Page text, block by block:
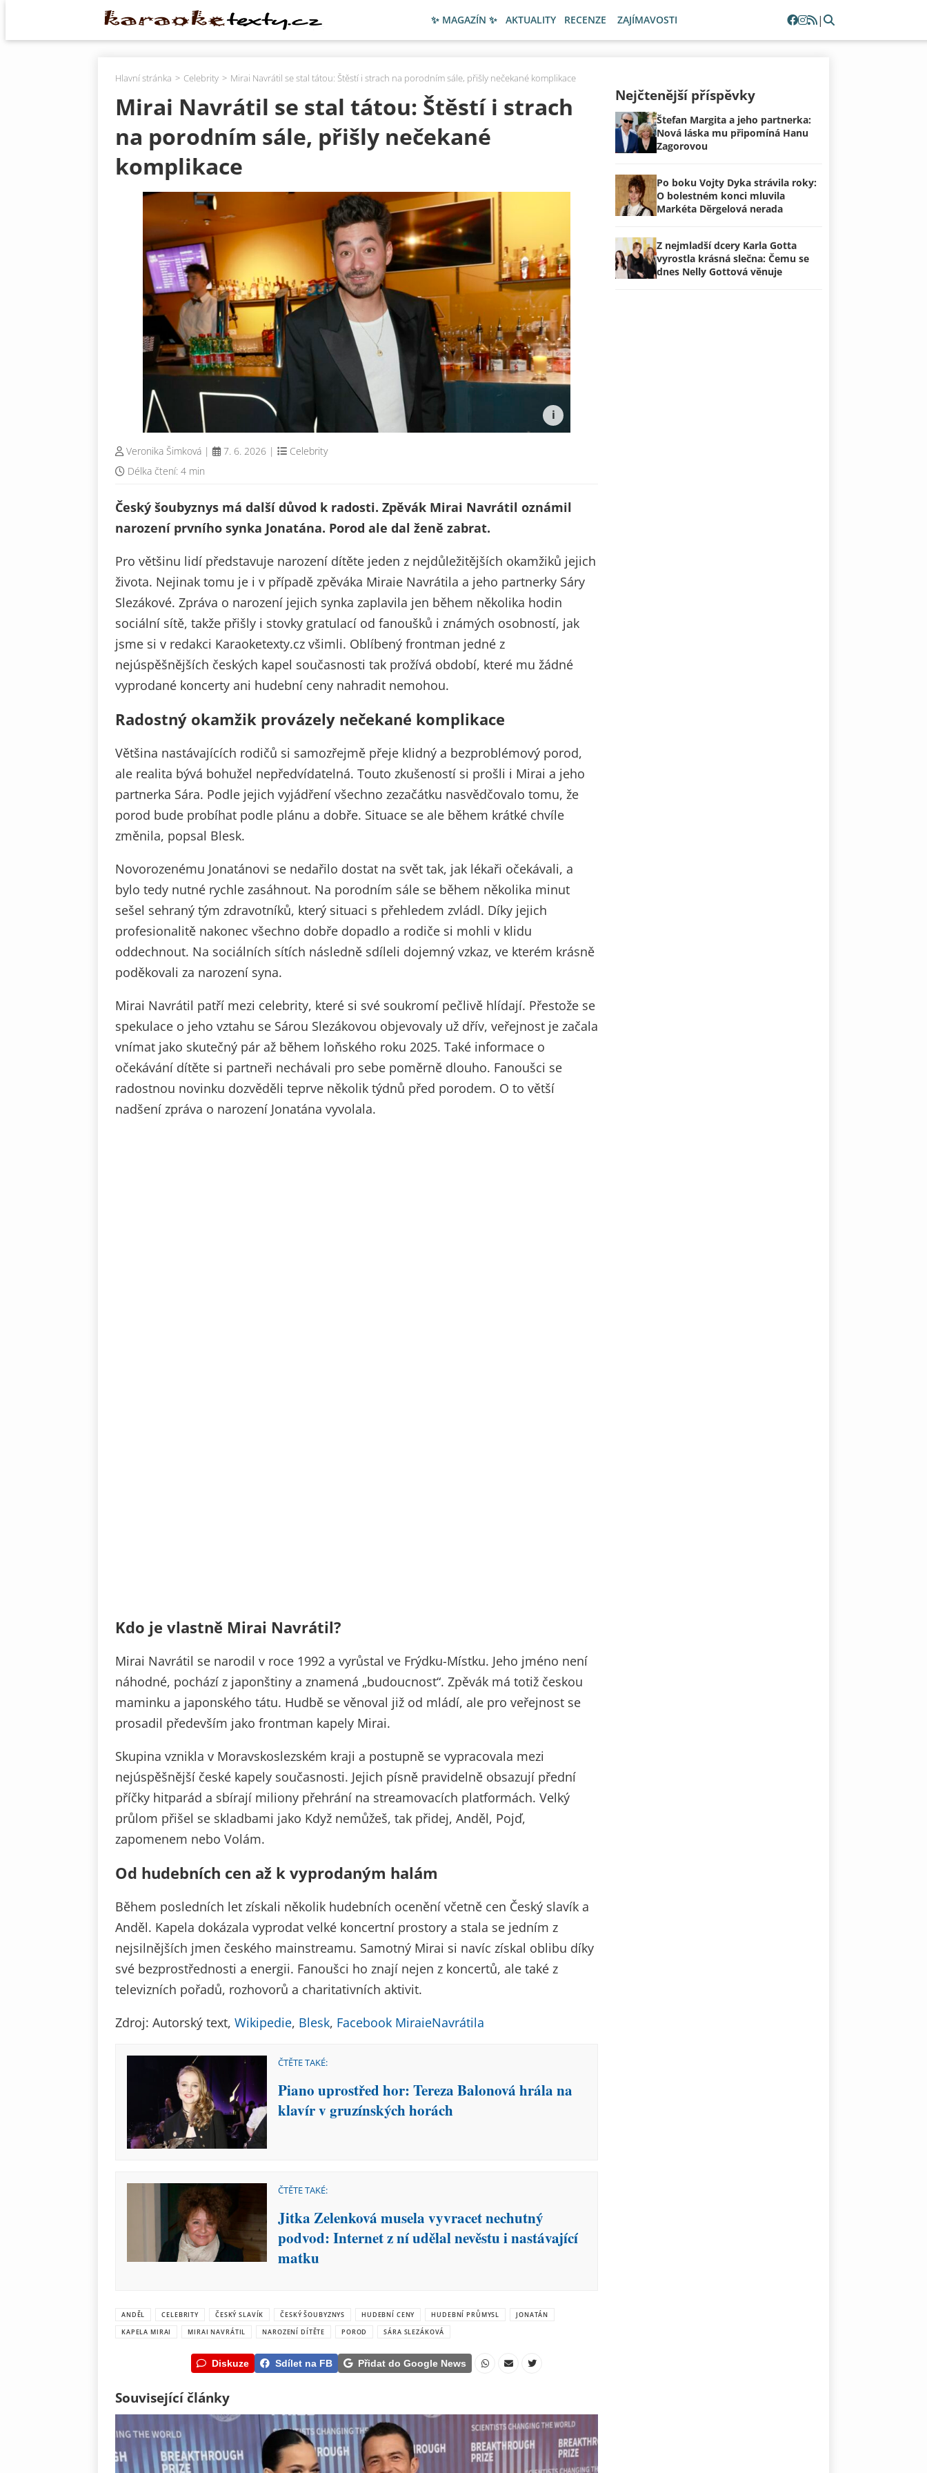
✨ MAGAZÍN ✨ AKTUALITY RECENZE ZAJÍMAVOSTI |
Hlavní stránka Celebrity Mirai Navrátil se stal tátou: Štěstí i strach na porodním sále, přišly nečekané komplikace
Mirai Navrátil se stal tátou: Štěstí i strach
na porodním sále, přišly nečekané
komplikace
Veronika Šimková | 7. 6. 2026 |
Celebrity
Délka čtení: 4 min
Český šoubyznys má další důvod k radosti. Zpěvák Mirai Navrátil oznámil
narození prvního synka Jonatána. Porod ale dal ženě zabrat.
Pro většinu lidí představuje narození dítěte jeden z nejdůležitějších okamžiků jejich
života. Nejinak tomu je i v případě zpěváka Miraie Navrátila a jeho partnerky Sáry
Slezákové. Zpráva o narození jejich synka zaplavila jen během několika hodin
sociální sítě, takže přišly i stovky gratulací od fanoušků i známých osobností, jak
jsme si v redakci Karaoketexty.cz všimli. Oblíbený frontman jedné z
nejúspěšnějších českých kapel současnosti tak prožívá období, které mu žádné
vyprodané koncerty ani hudební ceny nahradit nemohou.
Radostný okamžik provázely nečekané komplikace
Většina nastávajících rodičů si samozřejmě přeje klidný a bezproblémový porod,
ale realita bývá bohužel nepředvídatelná. Touto zkušeností si prošli i Mirai a jeho
partnerka Sára. Podle jejich vyjádření všechno zezačátku nasvědčovalo tomu, že
porod bude probíhat podle plánu a dobře. Situace se ale během krátké chvíle
změnila, popsal Blesk.
Novorozenému Jonatánovi se nedařilo dostat na svět tak, jak lékaři očekávali, a
bylo tedy nutné rychle zasáhnout. Na porodním sále se během několika minut
sešel sehraný tým zdravotníků, který situaci s přehledem zvládl. Díky jejich
profesionalitě nakonec všechno dobře dopadlo a rodiče si mohli v klidu
oddechnout. Na sociálních sítích následně sdíleli dojemný vzkaz, ve kterém krásně
poděkovali za narození syna.
Mirai Navrátil patří mezi celebrity, které si své soukromí pečlivě hlídají. Přestože se
spekulace o jeho vztahu se Sárou Slezákovou objevovaly už dřív, veřejnost je začala
vnímat jako skutečný pár až během loňského roku 2025. Také informace o
očekávání dítěte si partneři nechávali pro sebe poměrně dlouho. Fanoušci se
radostnou novinku dozvěděli teprve několik týdnů před porodem. O to větší
nadšení zpráva o narození Jonatána vyvolala.
Kdo je vlastně Mirai Navrátil?
Mirai Navrátil se narodil v roce 1992 a vyrůstal ve Frýdku-Místku. Jeho jméno není
náhodné, pochází z japonštiny a znamená „budoucnost“. Zpěvák má totiž českou
maminku a japonského tátu. Hudbě se věnoval již od mládí, ale pro veřejnost se
prosadil především jako frontman kapely Mirai.
Skupina vznikla v Moravskoslezském kraji a postupně se vypracovala mezi
nejúspěšnější české kapely současnosti. Jejich písně pravidelně obsazují přední
příčky hitparád a sbírají miliony přehrání na streamovacích platformách. Velký
průlom přišel se skladbami jako Když nemůžeš, tak přidej, Anděl, Pojď,
zapomenem nebo Volám.
Od hudebních cen až k vyprodaným halám
Během posledních let získali několik hudebních ocenění včetně cen Český slavík a
Anděl. Kapela dokázala vyprodat velké koncertní prostory a stala se jedním z
nejsilnějších jmen českého mainstreamu. Samotný Mirai si navíc získal oblibu díky
své bezprostřednosti a energii. Fanoušci ho znají nejen z koncertů, ale také z
televizních pořadů, rozhovorů a charitativních aktivit.
Zdroj: Autorský text, Wikipedie, Blesk, Facebook MiraieNavrátila
ČTĚTE TAKÉ:
Piano uprostřed hor: Tereza Balonová hrála na
klavír v gruzínských horách
ČTĚTE TAKÉ:
Jitka Zelenková musela vyvracet nechutný
podvod: Internet z ní udělal nevěstu i nastávající
matku
ANDĚL CELEBRITY ČESKÝ SLAVÍK ČESKÝ ŠOUBYZNYS HUDEBNÍ CENY HUDEBNÍ PRŮMYSL
JONATÁN
KAPELA MIRAI
MIRAI NAVRÁTIL NAROZENÍ DÍTĚTE POROD SÁRA SLEZÁKOVÁ
Diskuze Sdílet na FB Přidat do Google News
Související články
Nejčtenější příspěvky
Štefan Margita a jeho partnerka:
Nová láska mu připomíná Hanu
Zagorovou
Po boku Vojty Dyka strávila roky:
O bolestném konci mluvila
Markéta Děrgelová nerada
Z nejmladší dcery Karla Gotta
vyrostla krásná slečna: Čemu se
dnes Nelly Gottová věnuje